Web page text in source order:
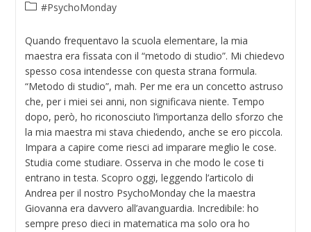
#PsychoMonday
Quando frequentavo la scuola elementare, la mia
maestra era fissata con il “metodo di studio”. Mi chiedevo
spesso cosa intendesse con questa strana formula.
“Metodo di studio”, mah. Per me era un concetto astruso
che, per i miei sei anni, non significava niente. Tempo
dopo, però, ho riconosciuto l’importanza dello sforzo che
la mia maestra mi stava chiedendo, anche se ero piccola.
Impara a capire come riesci ad imparare meglio le cose.
Studia come studiare. Osserva in che modo le cose ti
entrano in testa. Scopro oggi, leggendo l’articolo di
Andrea per il nostro PsychoMonday che la maestra
Giovanna era davvero all’avanguardia. Incredibile: ho
sempre preso dieci in matematica ma solo ora ho